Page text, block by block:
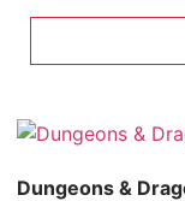
Dungeons &